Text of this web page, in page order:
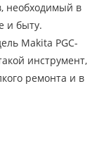
необходимый в
и быту.
Makita PGC-
инструмент,
ремонта и в